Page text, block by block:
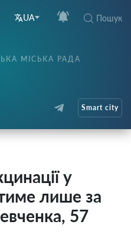
UA Пошук
МІСЬКА РАДА
Smart city
у
лише за
57